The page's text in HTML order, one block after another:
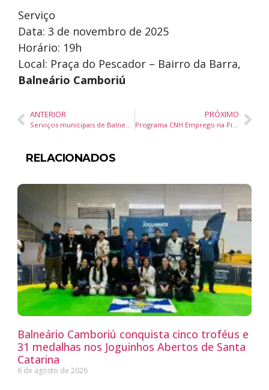
Serviço
Data: 3 de novembro de 2025
Horário: 19h
Local: Praça do Pescador – Bairro da Barra,
Balneário Camboriú
ANTERIOR
Serviços municipais de Balneário Camboriú terão alterações durante o ponto facultativo do Dia do Servidor Público
PRÓXIMO
Programa CNH Emprego na Pista oferece vagas gratuitas para habilitação e qualificação em diversas cidades de Santa Catarina
RELACIONADOS
Balneário Camboriú conquista cinco troféus e
31 medalhas nos Joguinhos Abertos de Santa
Catarina
6 de agosto de 2026